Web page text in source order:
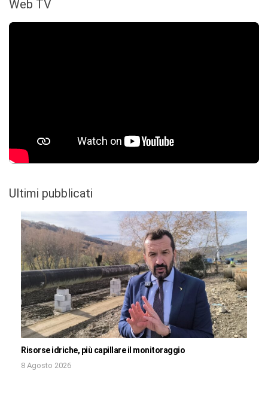
Web TV
Ultimi pubblicati
Risorse idriche, più capillare il monitoraggio
8 Agosto 2026